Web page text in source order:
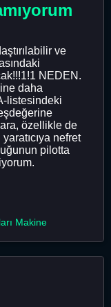
ve
NEDEN.
daha
listesindeki
özellikle de
nefret
pilotta
Makine